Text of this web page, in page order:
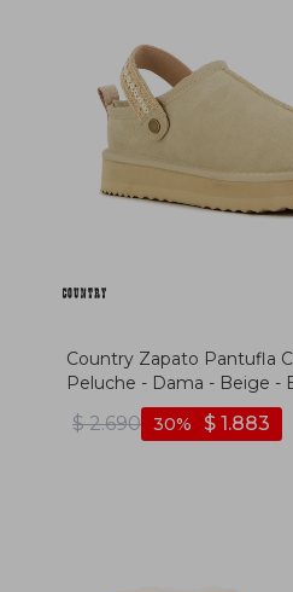
Country Zapato Pantufla
Peluche - Dama - Beige -
$ 2.690 $ 1.883
30